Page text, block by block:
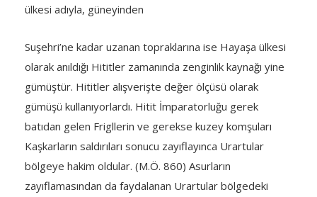
ülkesi adıyla, güneyinden
Suşehri’ne kadar uzanan topraklarına ise Hayaşa ülkesi
olarak anıldığı Hititler zamanında zenginlik kaynağı yine
gümüştür. Hititler alışverişte değer ölçüsü olarak
gümüşü kullanıyorlardı. Hitit İmparatorluğu gerek
batıdan gelen Frigllerin ve gerekse kuzey komşuları
Kaşkarların saldırıları sonucu zayıflayınca Urartular
bölgeye hakim oldular. (M.Ö. 860) Asurların
zayıflamasından da faydalanan Urartular bölgedeki